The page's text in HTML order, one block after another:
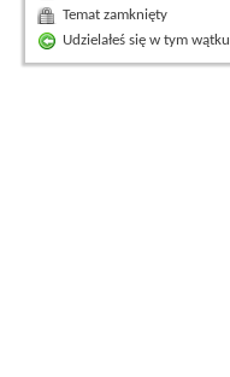
Temat zamknięty
Udzielałeś się w tym wątku